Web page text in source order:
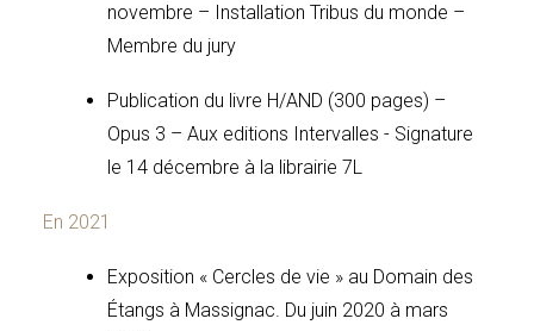
novembre – Installation Tribus du monde –
Membre du jury
Publication du livre H/AND (300 pages) –
Opus 3 – Aux editions Intervalles - Signature
le 14 décembre à la librairie 7L
En 2021
Exposition « Cercles de vie » au Domain des
Étangs à Massignac. Du juin 2020 à mars